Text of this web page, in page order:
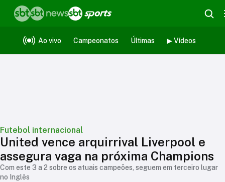
Ao vivo Campeonatos Últimas ▶ Vídeos
Futebol internacional
United vence arquirrival Liverpool e
assegura vaga na próxima Champions
Com este 3 a 2 sobre os atuais campeões, seguem em terceiro lugar
no Inglês